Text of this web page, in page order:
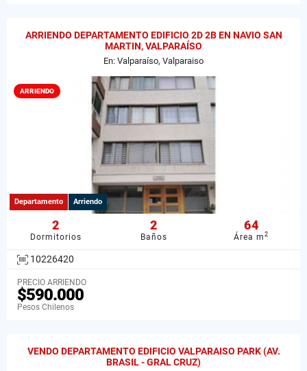
ARRIENDO DEPARTAMENTO EDIFICIO 2D 2B EN NAVIO SAN
MARTIN, VALPARAÍSO
En: Valparaíso, Valparaiso
ARRIENDO
Departamento Arriendo
2
Dormitorios
2
Baños
64
Área m2
10226420
PRECIO ARRIENDO
$590.000
Pesos Chilenos
VENDO DEPARTAMENTO EDIFICIO VALPARAISO PARK (AV.
BRASIL - GRAL CRUZ)